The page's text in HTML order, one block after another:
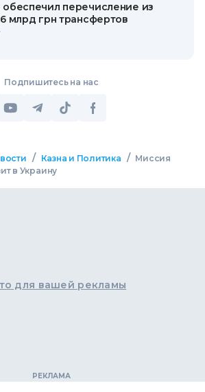
перечисление из
млрд грн трансфертов
Подпишитесь на нас
/ Казна и Политика / Миссия
в Украину
для вашей рекламы